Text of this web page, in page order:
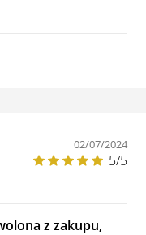
02/07/2024
5/5
z zakupu,